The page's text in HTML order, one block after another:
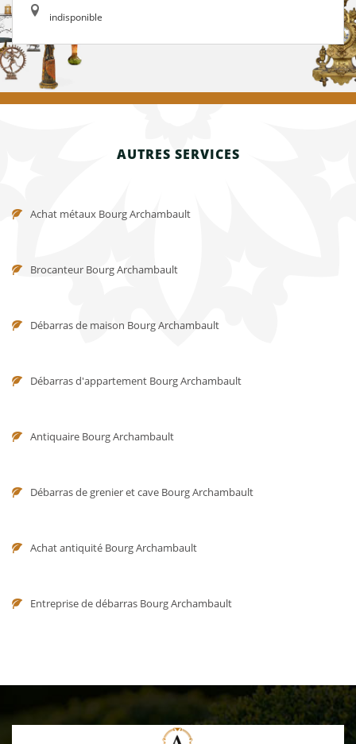
indisponible
AUTRES SERVICES
Achat métaux Bourg Archambault
Brocanteur Bourg Archambault
Débarras de maison Bourg Archambault
Débarras d'appartement Bourg Archambault
Antiquaire Bourg Archambault
Débarras de grenier et cave Bourg Archambault
Achat antiquité Bourg Archambault
Entreprise de débarras Bourg Archambault